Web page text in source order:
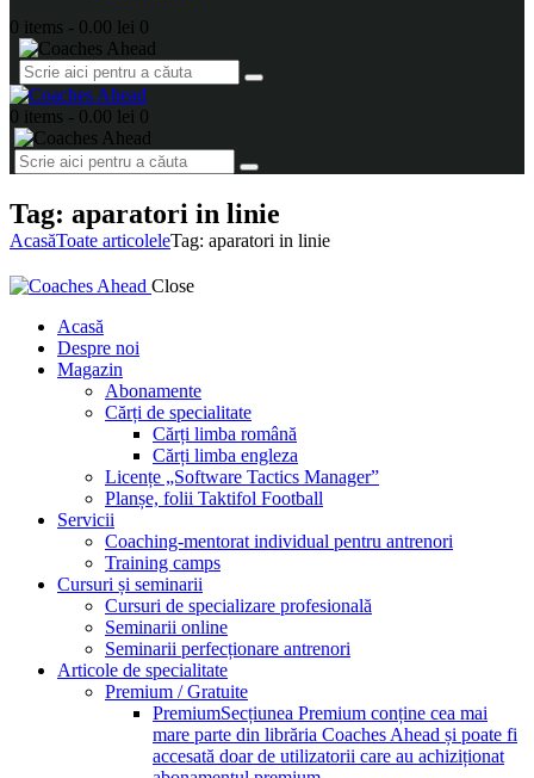
0 items - 0.00 lei 0
0 items - 0.00 lei 0
Tag: aparatori in linie
AcasăToate articoleleTag: aparatori in linie
Close
Acasă
Despre noi
Magazin
Abonamente
Cărți de specialitate
Cărți limba română
Cărți limba engleza
Licențe „Software Tactics Manager”
Planșe, folii Taktifol Football
Servicii
Coaching-mentorat individual pentru antrenori
Training camps
Cursuri și seminarii
Cursuri de specializare profesională
Seminarii online
Seminarii perfecționare antrenori
Articole de specialitate
Premium / Gratuite
PremiumSecțiunea Premium conține cea mai
mare parte din librăria Coaches Ahead și poate fi
accesată doar de utilizatorii care au achiziționat